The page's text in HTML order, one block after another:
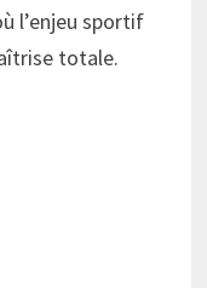
l’enjeu sportif
totale.